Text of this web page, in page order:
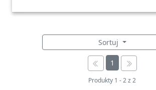
Sortuj
1
Produkty 1 -2z2